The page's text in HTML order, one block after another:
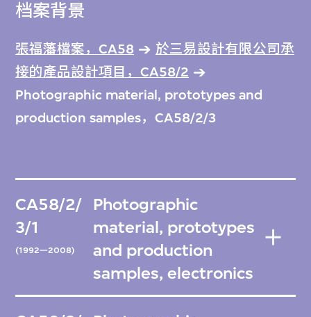
档案背景
張福藩檔案，CA58
於三易設計有限公司承
接的產品設計項目，CA58/2
Photographic material, prototypes and
production samples，CA58/2/3
CA58/2/
3/1
(1992—2008)
Photographic
material, prototypes
and production
samples, electronics